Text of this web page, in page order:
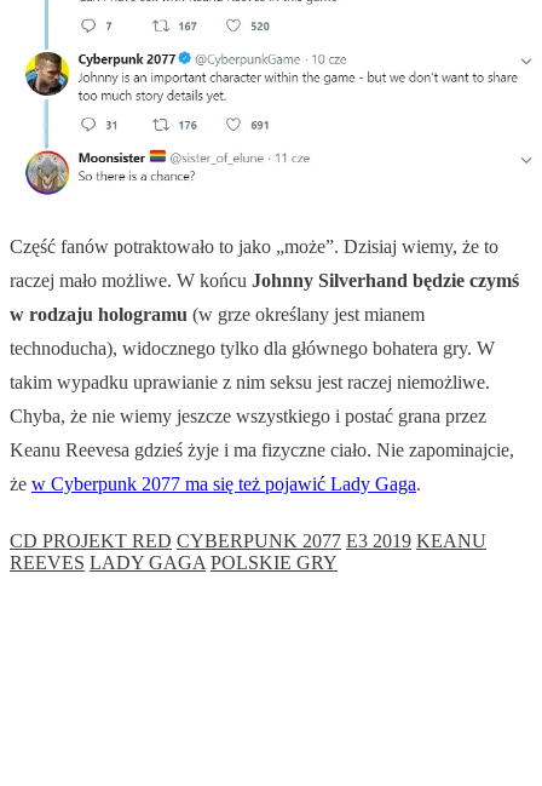
Część fanów potraktowało to jako „może”. Dzisiaj wiemy, że to
raczej mało możliwe. W końcu Johnny Silverhand będzie czymś
w rodzaju hologramu (w grze określany jest mianem
technoducha), widocznego tylko dla głównego bohatera gry. W
takim wypadku uprawianie z nim seksu jest raczej niemożliwe.
Chyba, że nie wiemy jeszcze wszystkiego i postać grana przez
Keanu Reevesa gdzieś żyje i ma fizyczne ciało. Nie zapominajcie,
że w Cyberpunk 2077 ma się też pojawić Lady Gaga.
CD PROJEKT RED CYBERPUNK 2077 E3 2019 KEANU
REEVES LADY GAGA POLSKIE GRY